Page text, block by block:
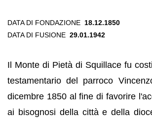
DATA DI FONDAZIONE 18.12.1850
DATA DI FUSIONE 29.01.1942
Il Monte di Pietà di Squillace fu
testamentario del parroco
dicembre 1850 al fine di favorire
ai bisognosi della città e della